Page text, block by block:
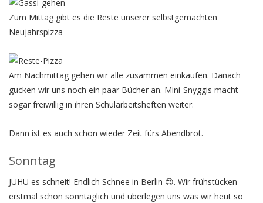
Zum Mittag gibt es die Reste unserer selbstgemachten
Neujahrspizza
Am Nachmittag gehen wir alle zusammen einkaufen. Danach
gucken wir uns noch ein paar Bücher an. Mini-Snyggis macht
sogar freiwillig in ihren Schularbeitsheften weiter.
Dann ist es auch schon wieder Zeit fürs Abendbrot.
Sonntag
JUHU es schneit! Endlich Schnee in Berlin 😍. Wir frühstücken
erstmal schön sonntäglich und überlegen uns was wir heut so